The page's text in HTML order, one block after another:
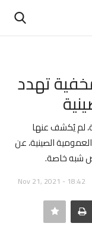
مخفية تهدد
لم يُكشف عنها
الصينية، عن
شبه خاصة.
Nov 21, 2021 - 18:42